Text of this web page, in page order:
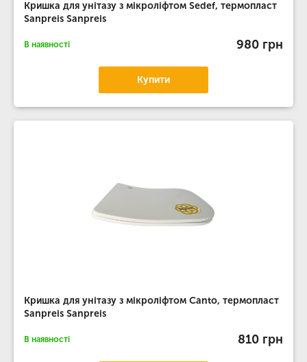
Кришка для унітазу з мікроліфтом Sedef, термопласт
Sanpreis Sanpreis
В наявності 980 грн
Купити
Кришка для унітазу з мікроліфтом Canto, термопласт
Sanpreis Sanpreis
В наявності 810 грн